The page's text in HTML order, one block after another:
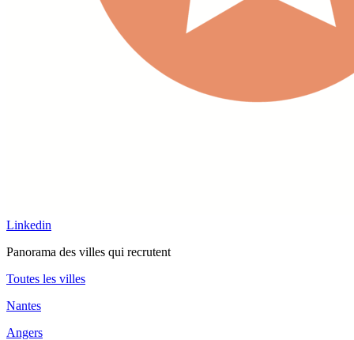
Linkedin
Panorama des villes qui recrutent
Toutes les villes
Nantes
Angers